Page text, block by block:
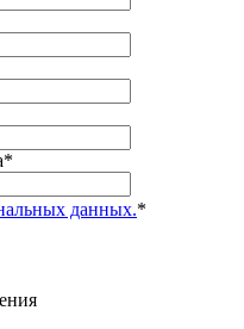
*
данных.*